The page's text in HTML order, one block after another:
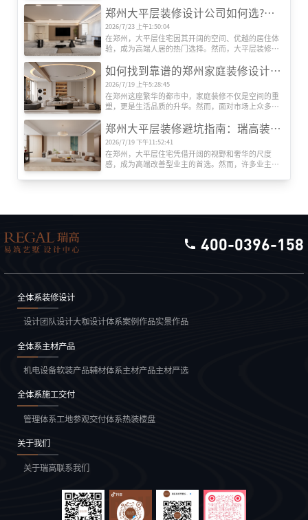
风格呈现出前所未有的丰富性与创新性。从古典到现
代，从东方到西方，每一种风格都承载着独特的历史
记忆与美学价值，为居住空间注入灵魂与温度。目前
室内装修有哪些设计风格呢？
郑州大平层装修设计公司如何选?瑞高装饰告诉您把握这5大要点
2026/7/23 上午1:50:04
在郑州，大平层住宅因其开阔的空间、优越的居住体
验，成为高端人居的热门选择。然而，大平层装修对
一家专业且靠谱的装修公司?郑州瑞高装饰为您梳理关
键选择标准。
如何找到靠谱的郑州家庭装修设计公司?瑞高装饰揭秘专业选择指南
2026/7/19 上午5:28:45
在郑州这座繁华的都市中，家庭装修不仅是空间的重
塑，更是生活品质的升华。然而，面对市场上众多装
文以郑州知名品牌瑞高装饰为例，结合行业经验，为
您提供一份实用的选择指南。
郑州大平层装修避坑指南：瑞高装饰教你绕开6大鸡肋设计‌
2026/7/19 下午11:52:41
在郑州，大平层住宅凭借开阔的视野和奢华的尺度
感，成为高端改善型业主的首选。然而，许多业主在
400-0396-158
全体系装修设计
设计团队设计大咖设计体系案例作品实景作品
全体系主材产品
机电设备软装产品辅材体系主材产品主材严选
全体系施工交付
管理体系工地参观交付体系热装楼盘
关于我们
关于瑞高联系我们